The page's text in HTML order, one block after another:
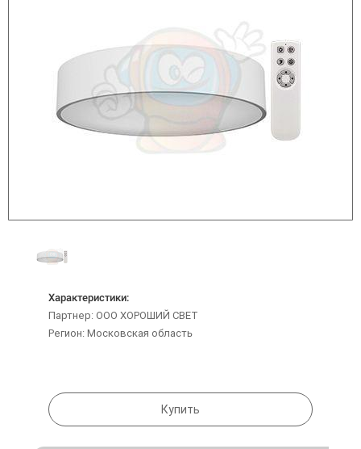
Характеристики:
Партнер: ООО ХОРОШИЙ СВЕТ
Регион: Московская область
Купить